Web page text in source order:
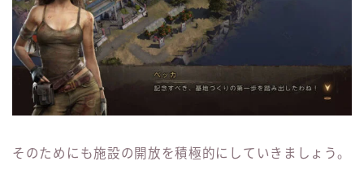
そのためにも施設の開放を積極的にしていきましょう。